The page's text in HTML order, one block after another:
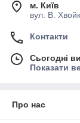
м. Київ
вул. В.
Контакти
Сьогодні
Показати
Про нас